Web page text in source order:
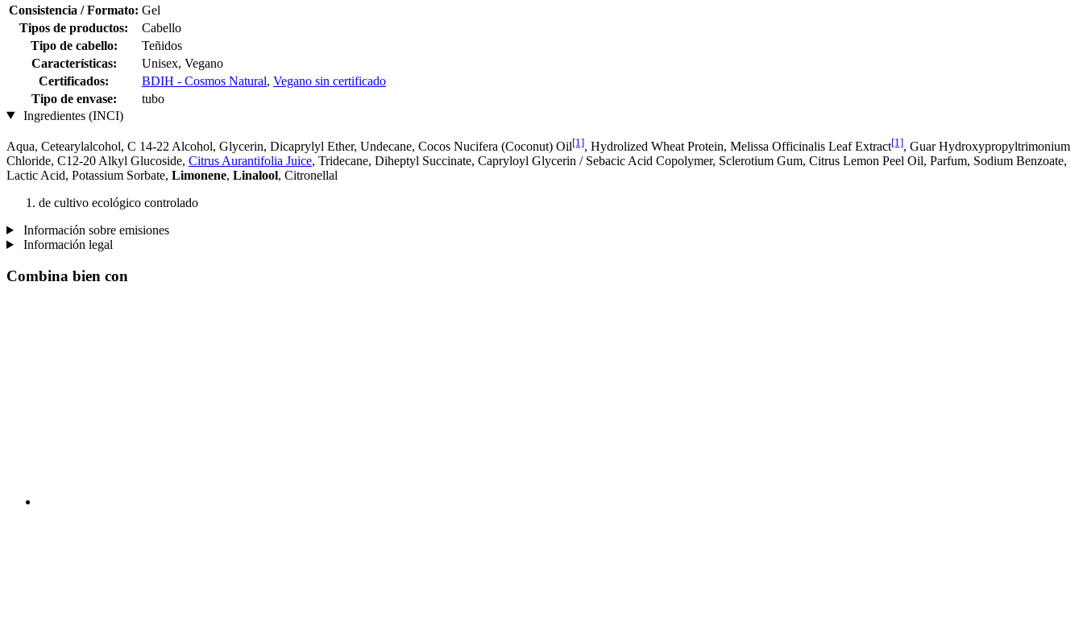
Consistencia / Formato: Gel
Tipos de productos:
Cabello
Tipo de cabello:
Teñidos
Características:
Unisex, Vegano
Certificados:
BDIH - Cosmos Natural, Vegano sin certificado
Tipo de envase:
tubo
Ingredientes (INCI)
Aqua, Cetearylalcohol, C 14-22 Alcohol, Glycerin, Dicaprylyl Ether, Undecane, Cocos Nucifera (Coconut) Oil[1], Hydrolized Wheat Protein, Melissa Officinalis Leaf Extract[1], Guar Hydroxypropyltrimonium
Chloride, C12-20 Alkyl Glucoside, Citrus Aurantifolia Juice, Tridecane, Diheptyl Succinate, Capryloyl Glycerin / Sebacic Acid Copolymer, Sclerotium Gum, Citrus Lemon Peel Oil, Parfum, Sodium Benzoate,
Lactic Acid, Potassium Sorbate, Limonene, Linalool, Citronellal
de cultivo ecológico controlado
Información sobre emisiones
Información legal
Combina bien con